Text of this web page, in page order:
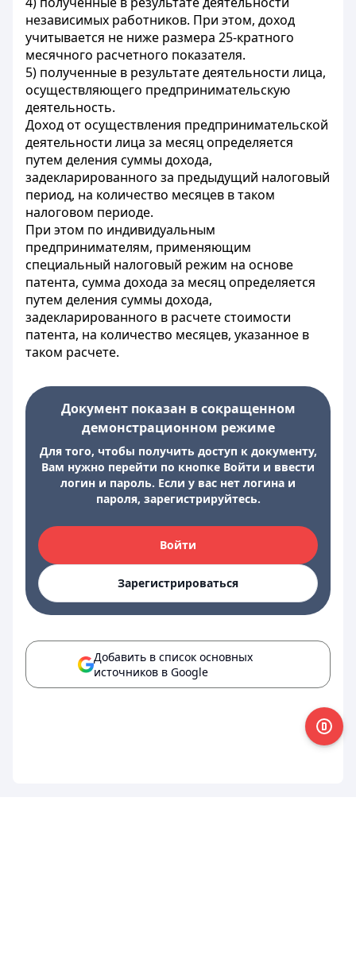
независимых работников. При этом, доход
учитывается не ниже размера 25-кратного
месячного расчетного показателя.
5) полученные в результате деятельности лица,
осуществляющего предпринимательскую
деятельность.
Доход от осуществления предпринимательской
деятельности лица за месяц определяется
путем деления суммы дохода,
задекларированного за предыдущий налоговый
период, на количество месяцев в таком
налоговом периоде.
При этом по индивидуальным
предпринимателям, применяющим
специальный налоговый режим на основе
патента, сумма дохода за месяц определяется
путем деления суммы дохода,
задекларированного в расчете стоимости
патента, на количество месяцев, указанное в
таком расчете.
Документ показан в сокращенном
демонстрационном режиме
Для того, чтобы получить доступ к документу,
Вам нужно перейти по кнопке Войти и ввести
логин и пароль. Если у вас нет логина и
пароля, зарегистрируйтесь.
Войти
Зарегистрироваться
Добавить в список основных
источников в Google